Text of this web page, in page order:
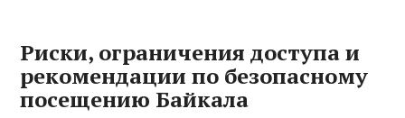
Риски, ограничения доступа и
рекомендации по безопасному
посещению Байкала